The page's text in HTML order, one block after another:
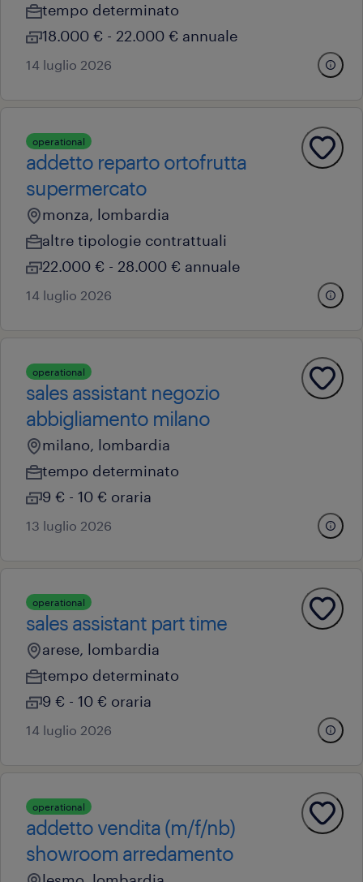
tempo determinato
18.000 € - 22.000 € annuale
14 luglio 2026
operational
addetto reparto ortofrutta
supermercato
monza, lombardia
altre tipologie contrattuali
22.000 € - 28.000 € annuale
14 luglio 2026
operational
sales assistant negozio
abbigliamento milano
milano, lombardia
tempo determinato
9 € - 10 € oraria
13 luglio 2026
operational
sales assistant part time
arese, lombardia
tempo determinato
9 € - 10 € oraria
14 luglio 2026
operational
addetto vendita (m/f/nb)
showroom arredamento